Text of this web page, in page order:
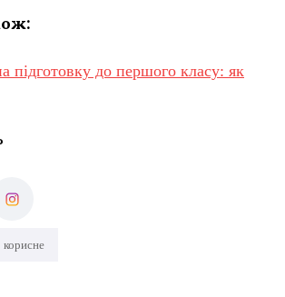
підготовку до першого класу: як
корисне